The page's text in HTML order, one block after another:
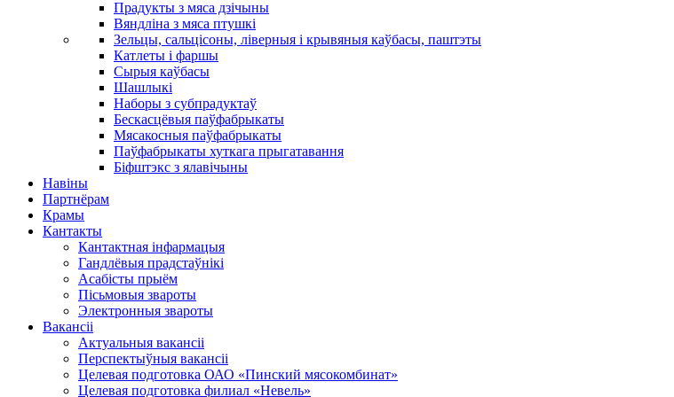
Прадукты з мяса дзічыны
Вяндліна з мяса птушкі
Зельцы, сальцісоны, ліверныя і крывяныя каўбасы, паштэты
Катлеты і фаршы
Сырыя каўбасы
Шашлыкі
Наборы з субпрадуктаў
Бескасцёвыя паўфабрыкаты
Мясакосныя паўфабрыкаты
Паўфабрыкаты хуткага прыгатавання
Біфштэкс з ялавічыны
Навіны
Партнёрам
Крамы
Кантакты
Кантактная інфармацыя
Гандлёвыя прадстаўнікі
Асабісты прыём
Пісьмовыя звароты
Электронныя звароты
Вакансіі
Актуальныя вакансіі
Перспектыўныя вакансіі
Целевая подготовка ОАО «Пинский мясокомбинат»
Целевая подготовка филиал «Невель»